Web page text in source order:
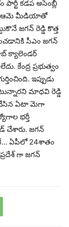
పార్టీ కడప అసెంబ్లీ
ఆమె మీడియాతో
జగన్ రెడ్డి కొత్త
సీఎం జగన్
క్యాలెండర్
కేంద్ర ప్రభుత్వం
ఇప్పుడు
మాధవి రెడ్డి
చేసిన ఏటా మెగా
భర్తీ
జగన్
ఏపీలో 24శాతం
గా జగన్